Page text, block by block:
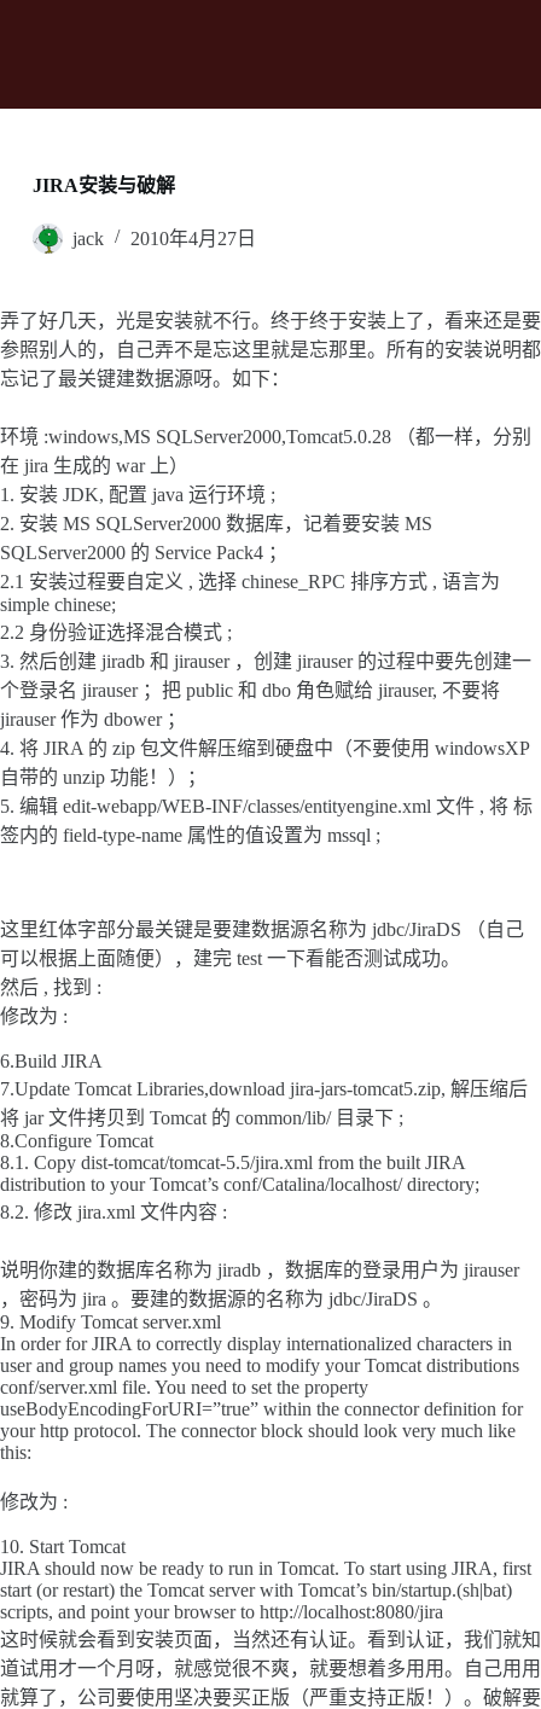
JIRA安装与破解
jack 2010年4月27日
弄了好几天，光是安装就不行。终于终于安装上了，看来还是要
参照别人的，自己弄不是忘这里就是忘那里。所有的安装说明都
忘记了最关键建数据源呀。如下：
环境 :windows,MS SQLServer2000,Tomcat5.0.28 （都一样，分别
在 jira 生成的 war 上）
1. 安装 JDK, 配置 java 运行环境 ;
2. 安装 MS SQLServer2000 数据库，记着要安装 MS
SQLServer2000 的 Service Pack4 ；
2.1 安装过程要自定义 , 选择 chinese_RPC 排序方式 , 语言为
simple chinese;
2.2 身份验证选择混合模式 ;
3. 然后创建 jiradb 和 jirauser ，创建 jirauser 的过程中要先创建一
个登录名 jirauser ；把 public 和 dbo 角色赋给 jirauser, 不要将
jirauser 作为 dbower ；
4. 将 JIRA 的 zip 包文件解压缩到硬盘中（不要使用 windowsXP
自带的 unzip 功能！）；
5. 编辑 edit-webapp/WEB-INF/classes/entityengine.xml 文件 , 将 标
签内的 field-type-name 属性的值设置为 mssql ;
这里红体字部分最关键是要建数据源名称为 jdbc/JiraDS （自己
可以根据上面随便），建完 test 一下看能否测试成功。
然后 , 找到 :
修改为 :
6.Build JIRA
7.Update Tomcat Libraries,download jira-jars-tomcat5.zip, 解压缩后
将 jar 文件拷贝到 Tomcat 的 common/lib/ 目录下 ;
8.Configure Tomcat
8.1. Copy dist-tomcat/tomcat-5.5/jira.xml from the built JIRA
distribution to your Tomcat’s conf/Catalina/localhost/ directory;
8.2. 修改 jira.xml 文件内容 :
说明你建的数据库名称为 jiradb ，数据库的登录用户为 jirauser
，密码为 jira 。要建的数据源的名称为 jdbc/JiraDS 。
9. Modify Tomcat server.xml
In order for JIRA to correctly display internationalized characters in
user and group names you need to modify your Tomcat distributions
conf/server.xml file. You need to set the property
useBodyEncodingForURI=”true” within the connector definition for
your http protocol. The connector block should look very much like
this:
修改为 :
10. Start Tomcat
JIRA should now be ready to run in Tomcat. To start using JIRA, first
start (or restart) the Tomcat server with Tomcat’s bin/startup.(sh|bat)
scripts, and point your browser to http://localhost:8080/jira
这时候就会看到安装页面，当然还有认证。看到认证，我们就知
道试用才一个月呀，就感觉很不爽，就要想着多用用。自己用用
就算了，公司要使用坚决要买正版（严重支持正版！）。破解要